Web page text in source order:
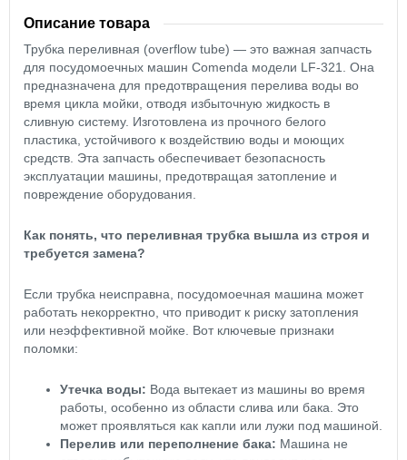
Описание товара
Трубка переливная (overflow tube) — это важная запчасть
для посудомоечных машин Comenda модели LF-321. Она
предназначена для предотвращения перелива воды во
время цикла мойки, отводя избыточную жидкость в
сливную систему. Изготовлена из прочного белого
пластика, устойчивого к воздействию воды и моющих
средств. Эта запчасть обеспечивает безопасность
эксплуатации машины, предотвращая затопление и
повреждение оборудования.
Как понять, что переливная трубка вышла из строя и
требуется замена?
Если трубка неисправна, посудомоечная машина может
работать некорректно, что приводит к риску затопления
или неэффективной мойке. Вот ключевые признаки
поломки:
Утечка воды: Вода вытекает из машины во время
работы, особенно из области слива или бака. Это
может проявляться как капли или лужи под машиной.
Перелив или переполнение бака: Машина не